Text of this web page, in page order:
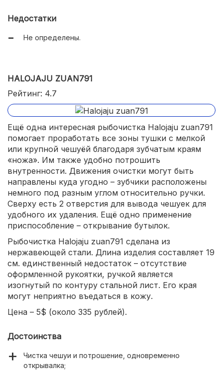
Недостатки
Не определены.
HALOJAJU ZUAN791
Рейтинг: 4.7
Ещё одна интересная рыбочистка Halojaju zuan791
помогает проработать все зоны тушки с мелкой
или крупной чешуёй благодаря зубчатым краям
«ножа». Им также удобно потрошить
внутренности. Движения очистки могут быть
направлены куда угодно – зубчики расположены
немного под разным углом относительно ручки.
Сверху есть 2 отверстия для вывода чешуек для
удобного их удаления. Ещё одно применение
приспособление – открывание бутылок.
Рыбочистка Halojaju zuan791 сделана из
нержавеющей стали. Длина изделия составляет 19
см. единственный недостаток – отсутствие
оформленной рукоятки, ручкой является
изогнутый по контуру стальной лист. Его края
могут неприятно въедаться в кожу.
Цена – 5$ (около 335 рублей).
Достоинства
Чистка чешуи и потрошение, одновременно
открывалка;